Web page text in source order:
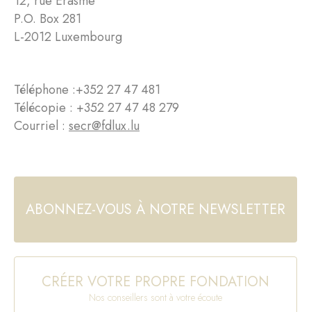
P.O. Box 281
L-2012 Luxembourg
Téléphone :+352 27 47 481
Télécopie : +352 27 47 48 279
Courriel : secr@fdlux.lu
ABONNEZ-VOUS À NOTRE NEWSLETTER
CRÉER VOTRE PROPRE FONDATION
Nos conseillers sont à votre écoute